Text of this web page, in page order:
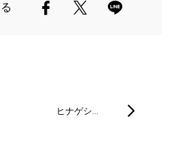
ヒナゲシ…